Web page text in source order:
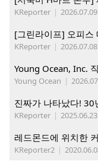
KReporter | 2026.07.09
KReporter | 2026.07.08
Young Ocean, Inc.
Young Ocean |
KReporter | 2025.06.23
KReporter2 |